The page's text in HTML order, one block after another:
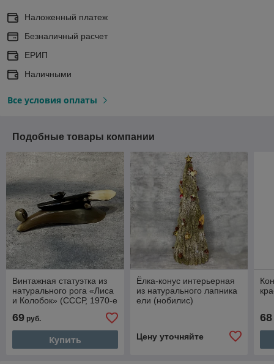
Наложенный платеж
Безналичный расчет
ЕРИП
Наличными
Все условия оплаты
Подобные товары компании
Винтажная статуэтка из
натурального рога «Лиса
и Колобок» (СССР, 1970-е
историей
69 руб.
Купить
Ёлка-конус интерьерная
из натурального лапника
ели (нобилис)
Цену уточняйте
68